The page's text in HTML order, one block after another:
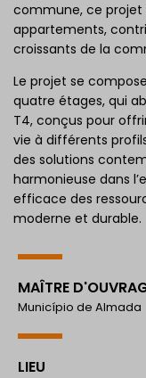
commune, ce
appartements,
croissants de la
Le projet se
quatre étages, qui
T4, conçus pour
vie à différents
des solutions
harmonieuse dans
efficace des
moderne et durable.
MAÎTRE
Município de Almada
LIEU